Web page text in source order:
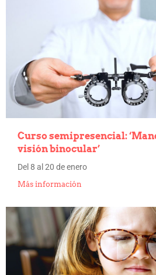
Curso semipresencial:
visión binocular’
Del 8 al 20 de enero
Más información